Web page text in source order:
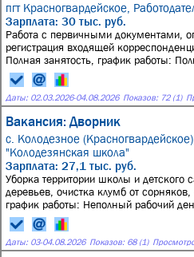
пгт Красногвардейское,
Зарплата: 30 тыс. руб.
Работа с первичными документами,
регистрация входящей
Полная занятость, график работы:
Даты: 02.03.2026-04.08.2026 Показов: 72 (1)
Вакансия: Дворник
с. Колодезное (Красногвардейское),
"Колодезянская школа"
Зарплата: 27,1 тыс. руб.
Уборка территории школы и детского
деревьев, очистка клумб от
график работы: Неполный рабочий
Даты: 03-04.08.2026 Показов: 68 (1)